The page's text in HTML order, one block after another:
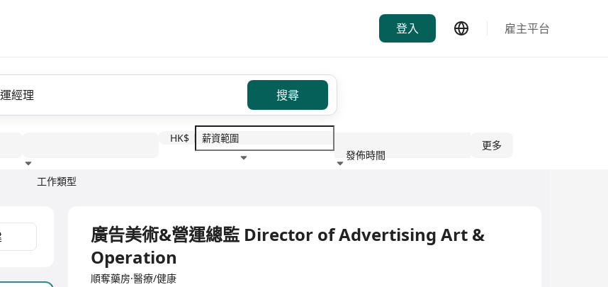
登入 雇主平台
搜尋
工作類型
HK$
發佈時間
更多
廣告美術&營運總監 Director of Advertising Art &
Operation
順奪藥房·醫療/健康